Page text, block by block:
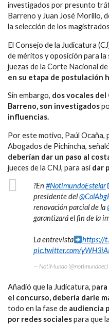
investigados por presunto
Barreno y Juan José Morillo,
la selección de los
El Consejo de la Judicatura
de méritos y oposición para la
juezas de la Corte Nacional de
en su etapa de postulación
Sin embargo, dos vocales del
Barreno, son investigados
influencias.
Por este motivo, Paúl Ocaña,
Abogados de Pichincha,
deberían dar un paso al
jueces de la CNJ, para asídar
?En #NotimundoEstelar
presidente del
renovación parcial de la
garantizará el fin de la
La entrevista
https://
pic.twitter.com/
— NotiMundo (@notimundoec)
Añadió que la Judicatura, p
el concurso, debería darle
todo en la fase de audiencia
por redes socialespara que